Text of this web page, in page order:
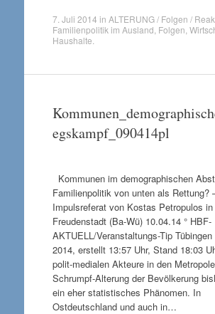
7. Juli 2014 in ALTERUNG / Folgen /
Familienpolitik im Ausland Folgen
Haushalte
egskampf_090414pl
Kommunen im demographischen
Familienpolitik von unten als Rettung?
Impulsreferat von Kostas Petropulos in
Freudenstadt (Ba-Wü) 10.04.14 ° HBF-
AKTUELL/Veranstaltungs-Tip
2014, erstellt 13:57 Uhr, Stand 18:03
polit-medialen Akteure in den
Schrumpf-Alterung der Bevölkerung
ein eher statistisches Phänomen. In
Ostdeutschland und auch in…